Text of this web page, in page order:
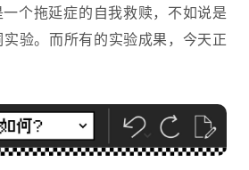
个拖延症的自我救赎，不如说是
验。而所有的实验成果，今天正